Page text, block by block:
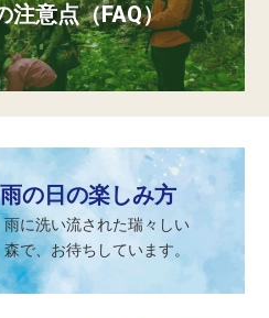
注意点（FAQ）
雨の日の楽しみ方
雨に洗い流された瑞々しい
森で、お待ちしています。